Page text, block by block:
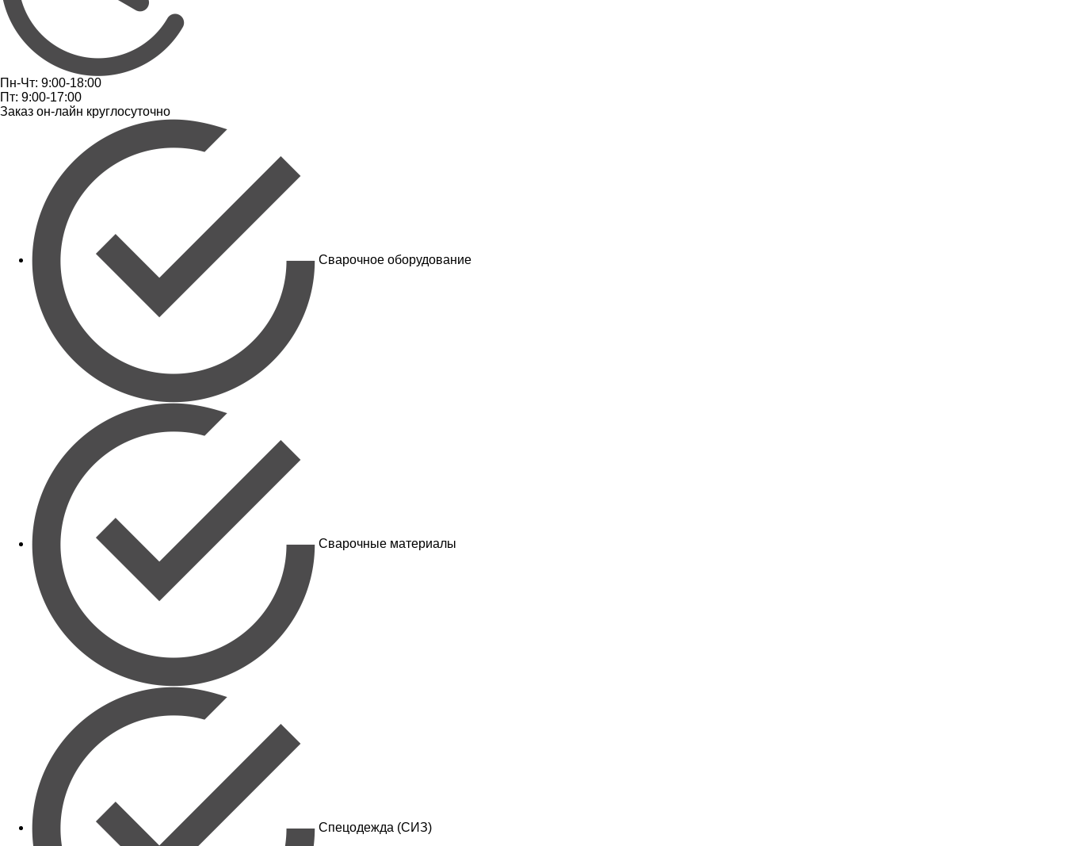
Пн-Чт: 9:00-18:00
Пт: 9:00-17:00
Заказ он-лайн круглосуточно
Сварочное оборудование
Сварочные материалы
Спецодежда (СИЗ)